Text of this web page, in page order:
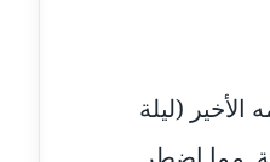
بناني
الأخير (ليلة